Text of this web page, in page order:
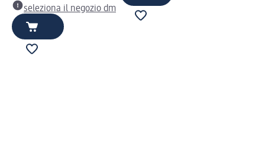
seleziona il negozio dm